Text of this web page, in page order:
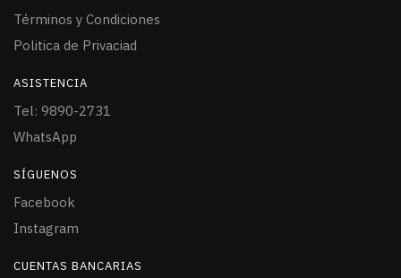
Términos y Condiciones
Politica de Privaciad
ASISTENCIA
Tel: 9890-2731
WhatsApp
SÍGUENOS
Facebook
Instagram
CUENTAS BANCARIAS